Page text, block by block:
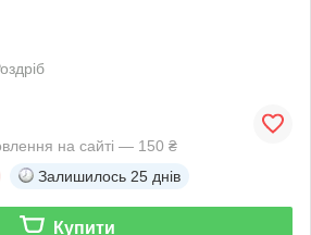
на сайті — 150 ₴
Залишилось 25 днів
Купити